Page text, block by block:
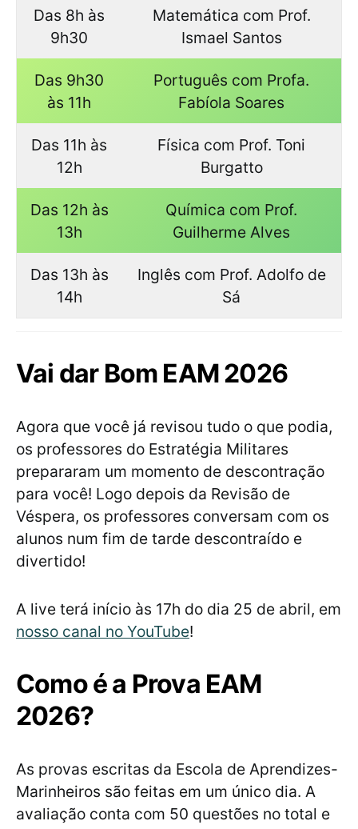
Das 8h às
9h30
Matemática com Prof.
Ismael Santos
Das 9h30
às 11h
Português com Profa.
Fabíola Soares
Das 11h às
12h
Física com Prof. Toni
Burgatto
Das 12h às
13h
Química com Prof.
Guilherme Alves
Das 13h às
14h
Inglês com Prof. Adolfo de
Sá
Vai dar Bom EAM 2026
Agora que você já revisou tudo o que podia,
os professores do Estratégia Militares
prepararam um momento de descontração
para você! Logo depois da Revisão de
Véspera, os professores conversam com os
alunos num fim de tarde descontraído e
divertido!
A live terá início às 17h do dia 25 de abril, em
nosso canal no YouTube!
Como é a Prova EAM
2026?
As provas escritas da Escola de Aprendizes-
Marinheiros são feitas em um único dia. A
avaliação conta com 50 questões no total e